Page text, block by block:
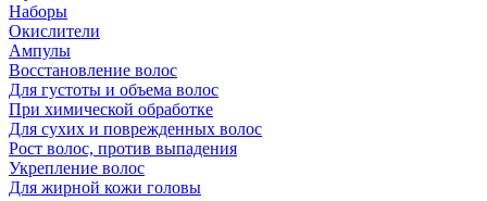
Наборы
Окислители
Ампулы
Восстановление волос
Для густоты и объема волос
При химической обработке
Для сухих и поврежденных волос
Рост волос, против выпадения
Укрепление волос
Для жирной кожи головы